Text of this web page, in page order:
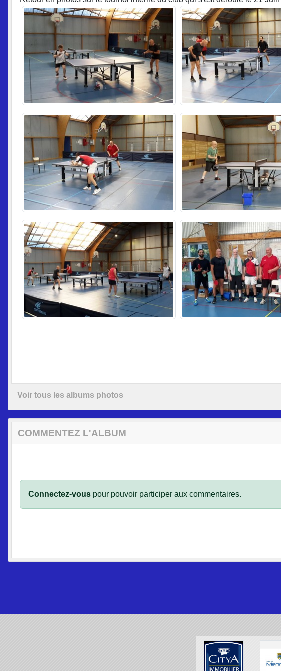
Voir tous les albums photos
COMMENTEZ L'ALBUM
Connectez-vous pour pouvoir participer aux commentaires.